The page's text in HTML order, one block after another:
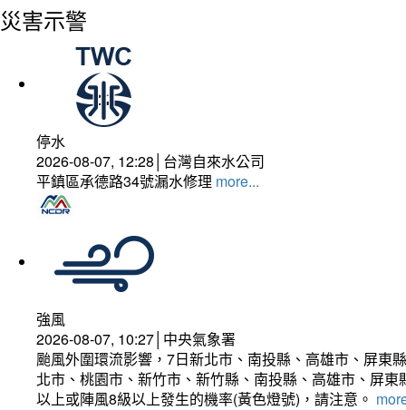
災害示警
停水
2026-08-07, 12:28│台灣自來水公司
平鎮區承德路34號漏水修理 more...
強風
2026-08-07, 10:27│中央氣象署
颱風外圍環流影響，7日新北市、南投縣、高雄市、屏東
北市、桃園市、新竹市、新竹縣、南投縣、高雄市、屏
以上或陣風8級以上發生的機率(黃色燈號)，請注意。